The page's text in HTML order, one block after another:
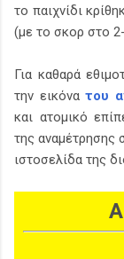
το παιχνίδι
(με το σκορ στο
Για καθαρά
την εικόνατου
και ατομικό
της αναμέτρησης
ιστοσελίδα της